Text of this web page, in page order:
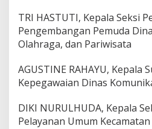
TRI HASTUTI, Kepala Seksi
Pengembangan Pemuda
Olahraga, dan Pariwisata
AGUSTINE RAHAYU, Kepala
Kepegawaian Dinas
DIKI NURULHUDA, Kepala
Pelayanan Umum